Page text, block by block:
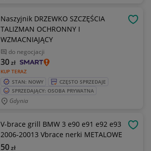
Naszyjnik DRZEWKO SZCZĘŚCIA
TALIZMAN OCHRONNY I
WZMACNIAJĄCY
do negocjacji
KUP TERAZ
30zł
STAN: NOWY
CZĘSTO SPRZEDAJE
SPRZEDAJĄCY: OSOBA PRYWATNA
Gdynia
V-brace grill BMW 3 e90 e91 e92 e93
2006-20013 Vbrace nerki METALOWE
50zł